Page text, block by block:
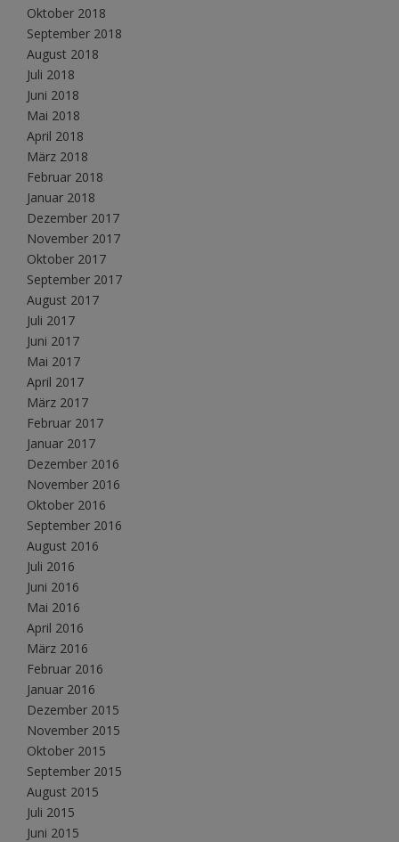
Oktober 2018
September 2018
August 2018
Juli 2018
Juni 2018
Mai 2018
April 2018
März 2018
Februar 2018
Januar 2018
Dezember 2017
November 2017
Oktober 2017
September 2017
August 2017
Juli 2017
Juni 2017
Mai 2017
April 2017
März 2017
Februar 2017
Januar 2017
Dezember 2016
November 2016
Oktober 2016
September 2016
August 2016
Juli 2016
Juni 2016
Mai 2016
April 2016
März 2016
Februar 2016
Januar 2016
Dezember 2015
November 2015
Oktober 2015
September 2015
August 2015
Juli 2015
Juni 2015